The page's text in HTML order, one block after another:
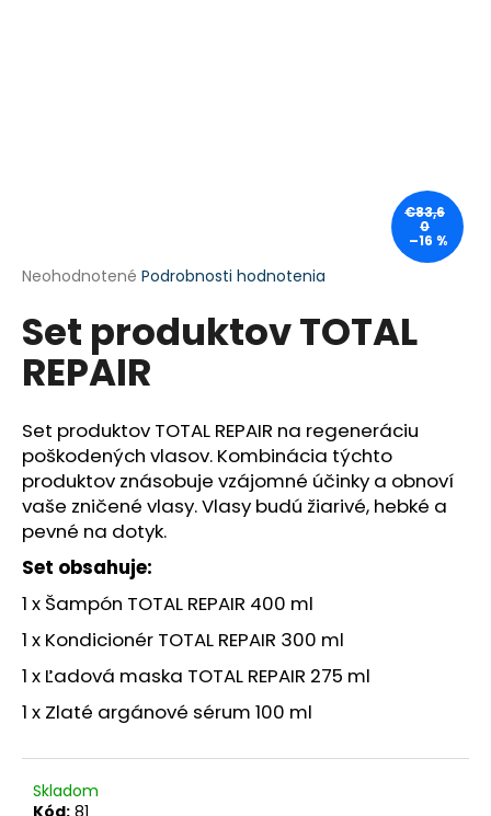
Priemerné
produktu
je
0,0
hviezdičiek.
Neohodnotené Podrobnosti hodnotenia
Set produktov TOTAL
REPAIR
Set produktov TOTAL REPAIR na regeneráciu
poškodených vlasov. Kombinácia týchto
produktov znásobuje vzájomné účinky a obnoví
vaše zničené vlasy. Vlasy budú žiarivé, hebké a
pevné na dotyk.
Set obsahuje:
1 x Šampón TOTAL REPAIR 400 ml
1 x Kondicionér TOTAL REPAIR 300 ml
1 x Ľadová maska TOTAL REPAIR 275 ml
1 x Zlaté argánové sérum 100 ml
Skladom
Kód: 81
€83,6
0
–16 %
O
d
o
r
ú
č
a
m
e
REGENERAČNÝ
ŠAMPÓN
NA
VLASY
TOTAL
REPAIR
ML
€20,90